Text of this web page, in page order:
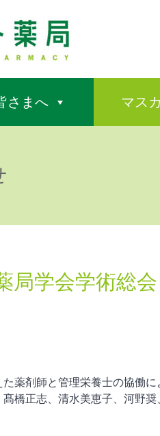
さまへ マス
局学会学術総
薬剤師と管理栄養士の協働
橋正志、清水美恵子、河野奨